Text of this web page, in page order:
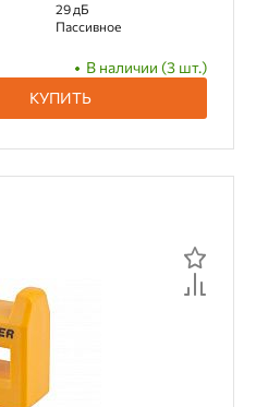
29 дБ
Пассивное
В наличии (3 шт.)
КУПИТЬ